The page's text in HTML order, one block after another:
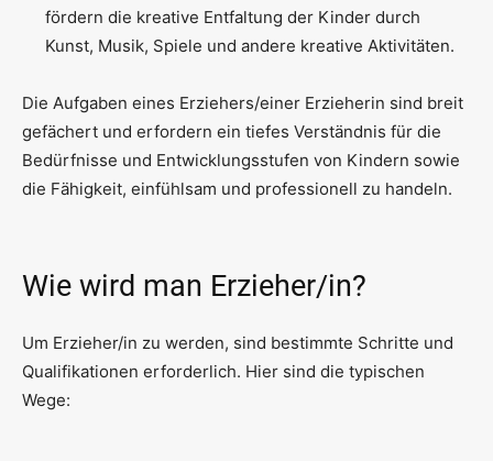
fördern die kreative Entfaltung der Kinder durch
Kunst, Musik, Spiele und andere kreative Aktivitäten.
Die Aufgaben eines Erziehers/einer Erzieherin sind breit
gefächert und erfordern ein tiefes Verständnis für die
Bedürfnisse und Entwicklungsstufen von Kindern sowie
die Fähigkeit, einfühlsam und professionell zu handeln.
Wie wird man Erzieher/in?
Um Erzieher/in zu werden, sind bestimmte Schritte und
Qualifikationen erforderlich. Hier sind die typischen
Wege: